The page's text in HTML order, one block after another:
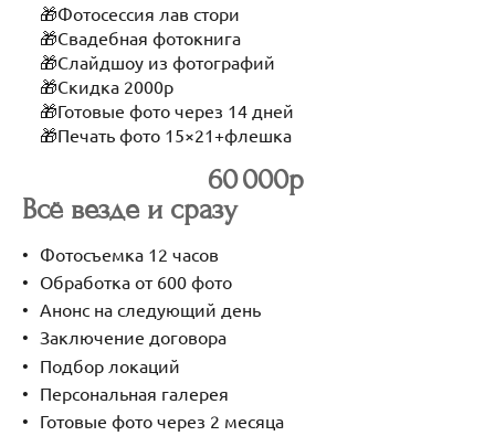
🎁Фотосессия лав стори
🎁Свадебная фотокнига
🎁Слайдшоу из фотографий
🎁Скидка 2000р
🎁Готовые фото через 14 дней
🎁Печать фото 15×21+флешка
60 000р
Всё везде и сразу
Фотосъемка 12 часов
Обработка от 600 фото
Анонс на следующий день
Заключение договора
Подбор локаций
Персональная галерея
Готовые фото через 2 месяца